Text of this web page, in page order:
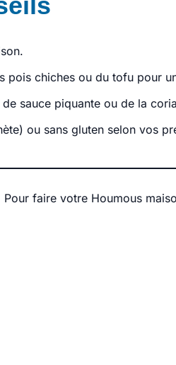
pois chiches ou du tofu pour
sauce piquante ou de la
ou sans gluten selon vos
faire votre Houmous